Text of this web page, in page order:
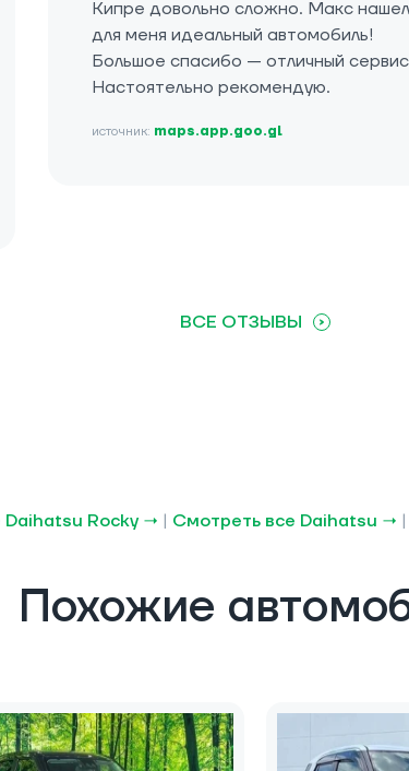
Кипре довольно сложно. Макс нашел
для меня идеальный автомобиль!
Большое спасибо — отличный
Настоятельно рекомендую.
источник: maps.app.goo.gl
ВСЕ ОТЗЫВЫ
Daihatsu Rocky → | Смотреть все Daihatsu → |
Похожие